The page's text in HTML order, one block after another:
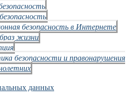
безопасность в Интернете
жизни
безопасности и правонарушения
данных